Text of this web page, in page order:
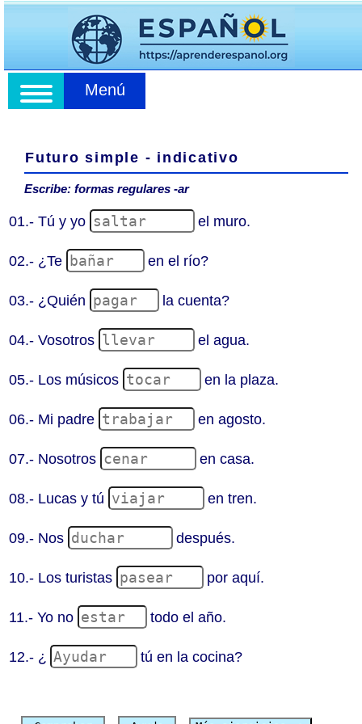
Menú
Futuro simple - indicativo
Escribe: formas regulares -ar
01.- Tú y yo el muro.
02.- ¿Te en el río?
03.- ¿Quién la cuenta?
04.- Vosotros el agua.
05.- Los músicos en la plaza.
06.- Mi padre en agosto.
07.- Nosotros en casa.
08.- Lucas y tú en tren.
09.- Nos después.
10.- Los turistas por aquí.
11.- Yo no todo el año.
12.- ¿ tú en la cocina?